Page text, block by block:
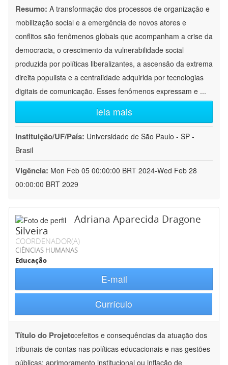
Resumo: A transformação dos processos de organização e
mobilização social e a emergência de novos atores e
conflitos são fenômenos globais que acompanham a crise da
democracia, o crescimento da vulnerabilidade social
produzida por políticas liberalizantes, a ascensão da extrema
direita populista e a centralidade adquirida por tecnologias
digitais de comunicação. Esses fenômenos expressam e ...
leia mais
Instituição/UF/País: Universidade de São Paulo - SP -
Brasil
Vigência: Mon Feb 05 00:00:00 BRT 2024-Wed Feb 28
00:00:00 BRT 2029
Adriana Aparecida Dragone
Silveira
COORDENADOR(A)
CIÊNCIAS HUMANAS
Educação
E-mail
Currículo
Título do Projeto:efeitos e consequências da atuação dos
tribunais de contas nas políticas educacionais e nas gestões
públicas: aprimoramento institucional ou inflação de